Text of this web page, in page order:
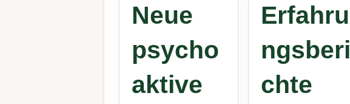
Neue
psycho
aktive
Erfahru
ngsberi
chte